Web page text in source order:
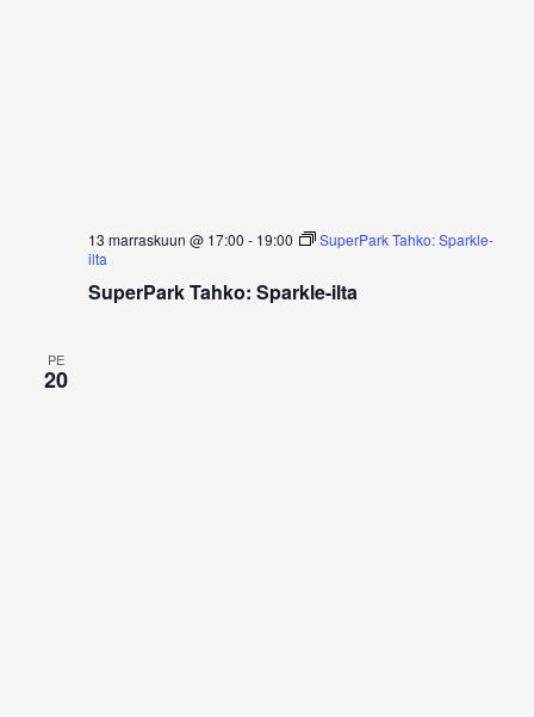
SuperPark Tahko: Sparkle-ilta
13 marraskuun @ 17:00 - 19:00
SuperPark Tahko: Sparkle-
ilta
PE
20